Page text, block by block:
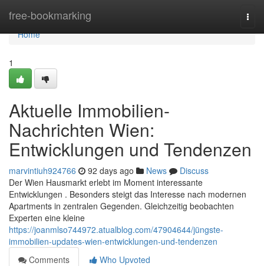
free-bookmarking
Home
Home
1
Aktuelle Immobilien-
Nachrichten Wien:
Entwicklungen und Tendenzen
marvintiuh924766 92 days ago News
Discuss
Der Wien Hausmarkt erlebt im Moment interessante
Entwicklungen . Besonders steigt das Interesse nach modernen
Apartments in zentralen Gegenden. Gleichzeitig beobachten
Experten eine kleine
https://joanmlso744972.atualblog.com/47904644/jüngste-
immobilien-updates-wien-entwicklungen-und-tendenzen
Comments
Who Upvoted